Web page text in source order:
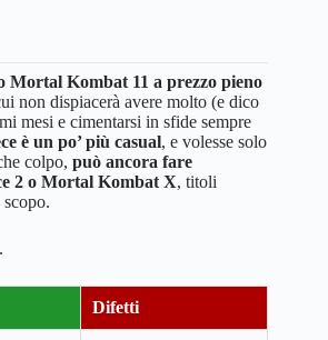
Mortal Kombat 11 a prezzo pieno
non dispiacerà avere molto (e dico
mesi e cimentarsi in sfide sempre
è un po’ più casual, e volesse solo
colpo, può ancora fare
2 o Mortal Kombat X, titoli
Difetti